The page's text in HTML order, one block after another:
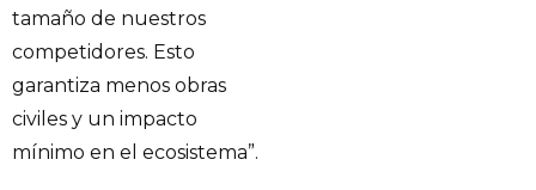
tamaño de nuestros
competidores. Esto
garantiza menos obras
civiles y un impacto
mínimo en el ecosistema”.